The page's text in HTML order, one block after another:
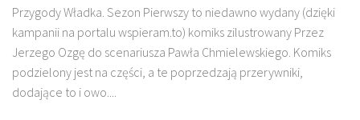
Przygody Władka. Sezon Pierwszy to niedawno wydany (dzięki
kampanii na portalu wspieram.to) komiks zilustrowany Przez
Jerzego Ozgę do scenariusza Pawła Chmielewskiego. Komiks
podzielony jest na części, a te poprzedzają przerywniki,
dodające to i owo....